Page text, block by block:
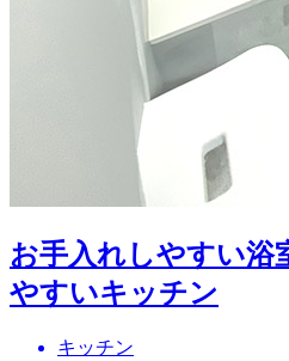
お手入れしやすい浴
やすいキッチン
キッチン